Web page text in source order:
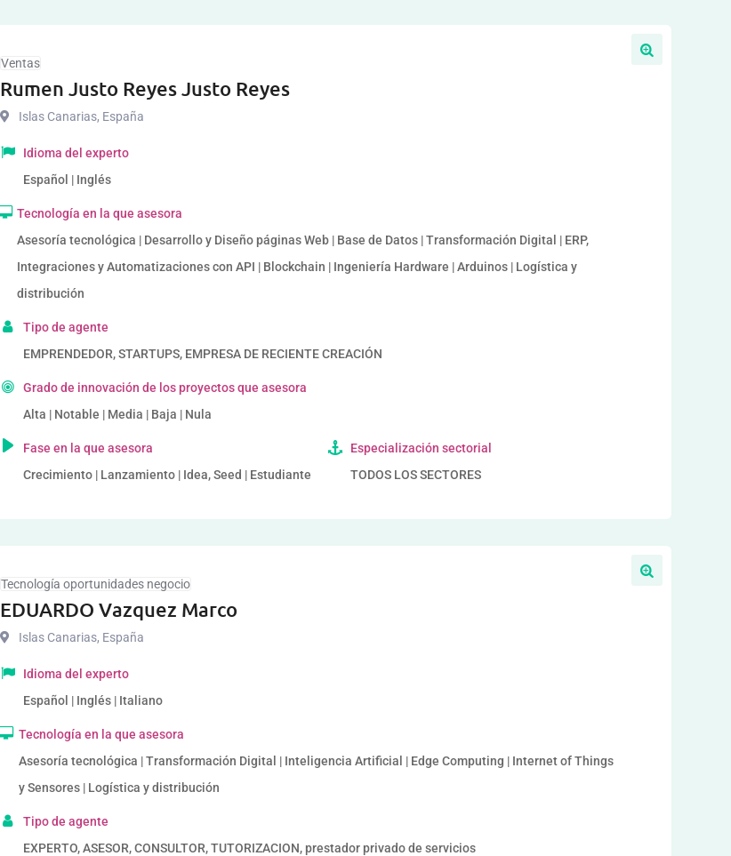
Ventas
Rumen Justo Reyes Justo Reyes
Islas Canarias, España
Idioma del experto
Español | Inglés
Tecnología en la que asesora
Asesoría tecnológica | Desarrollo y Diseño páginas Web | Base de Datos | Transformación Digital | ERP,
Integraciones y Automatizaciones con API | Blockchain | Ingeniería Hardware | Arduinos | Logística y
distribución
Tipo de agente
EMPRENDEDOR, STARTUPS, EMPRESA DE RECIENTE CREACIÓN
Grado de innovación de los proyectos que asesora
Alta | Notable | Media | Baja | Nula
Fase en la que asesora
Crecimiento | Lanzamiento | Idea, Seed | Estudiante
Especialización sectorial
TODOS LOS SECTORES
Tecnología oportunidades negocio
EDUARDO Vazquez Marco
Islas Canarias, España
Idioma del experto
Español | Inglés | Italiano
Tecnología en la que asesora
Asesoría tecnológica | Transformación Digital | Inteligencia Artificial | Edge Computing | Internet of Things
y Sensores | Logística y distribución
Tipo de agente
EXPERTO, ASESOR, CONSULTOR, TUTORIZACION, prestador privado de servicios